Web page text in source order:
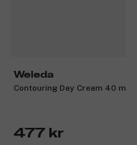
Weleda
Contouring Day Cream 40 ml
477 kr